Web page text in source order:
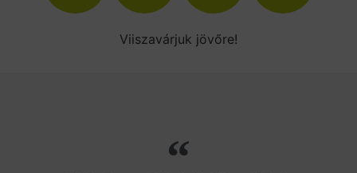
Viiszavárjuk jövőre!